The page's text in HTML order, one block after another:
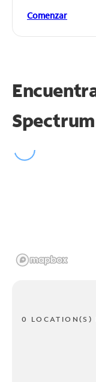
Comenzar
0 LOCATION(S)